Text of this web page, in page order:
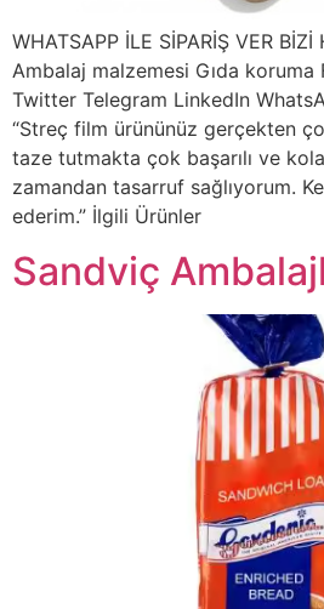
WHATSAPP İLE SİPARİŞ VER
Ambalaj malzemesi Gıda koruma
Twitter Telegram LinkedIn
“Streç film ürününüz gerçekten
taze tutmakta çok başarılı ve
zamandan tasarruf sağlıyorum.
ederim.” İlgili Ürünler
Sandviç